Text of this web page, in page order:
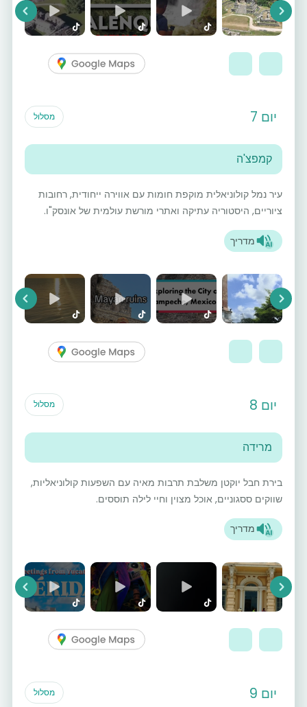
Next
יום 7 מסלול
קמפצ'ה
עיר נמל קולוניאלית מוקפת חומות עם אווירה ייחודית, רחובות
ציוריים, היסטוריה עתיקה ואתרי מורשת עולמית של אונסק"ו.
מדריך
Next
יום 8 מסלול
מרידה
בירת חבל יוקטן משלבת תרבות מאיה עם השפעות קולוניאליות,
שווקים ססגוניים, אוכל מצוין וחיי לילה תוססים.
מדריך
Next
יום 9 מסלול